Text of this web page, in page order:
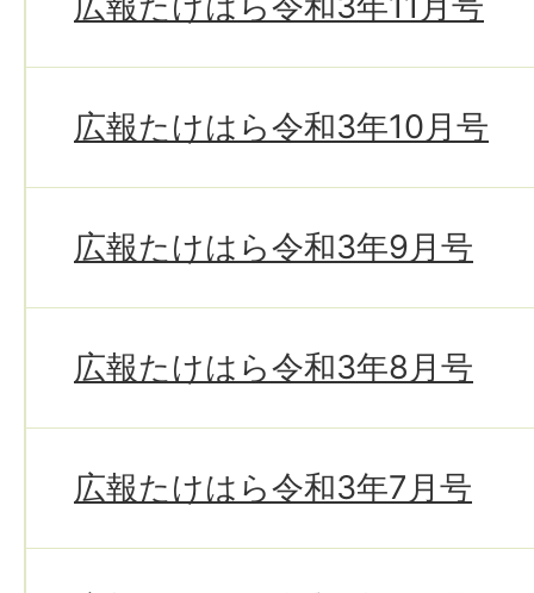
広報たけはら令和3年10月号
広報たけはら令和3年9月号
広報たけはら令和3年8月号
広報たけはら令和3年7月号